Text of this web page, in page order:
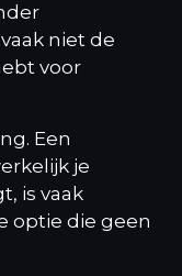
niet de
voor
Een
je
is vaak
optie die geen